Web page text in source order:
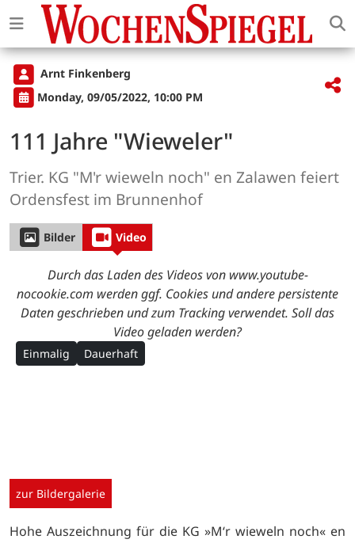
Arnt Finkenberg
Monday, 09/05/2022, 10:00 PM
111 Jahre "Wieweler"
Trier. KG "M'r wieweln noch" en Zalawen feiert
Ordensfest im Brunnenhof
Bilder Video
Durch das Laden des Videos von www.youtube-
nocookie.com werden ggf. Cookies und andere persistente
Daten geschrieben und zum Tracking verwendet. Soll das
Video geladen werden?
Einmalig Dauerhaft
zur Bildergalerie
Hohe Auszeichnung für die KG »M‘r wieweln noch« en